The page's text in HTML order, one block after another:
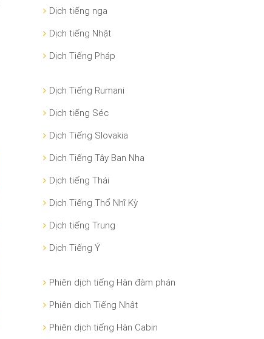
Dịch tiếng nga
Dịch tiếng Nhật
Dịch Tiếng Pháp
Dịch Tiếng Rumani
Dịch tiếng Séc
Dịch Tiếng Slovakia
Dịch Tiếng Tây Ban Nha
Dịch tiếng Thái
Dịch Tiếng Thổ Nhĩ Kỳ
Dịch tiếng Trung
Dịch Tiếng Ý
Phiên dịch tiếng Hàn đàm phán
Phiên dịch Tiếng Nhật
Phiên dịch tiếng Hàn Cabin